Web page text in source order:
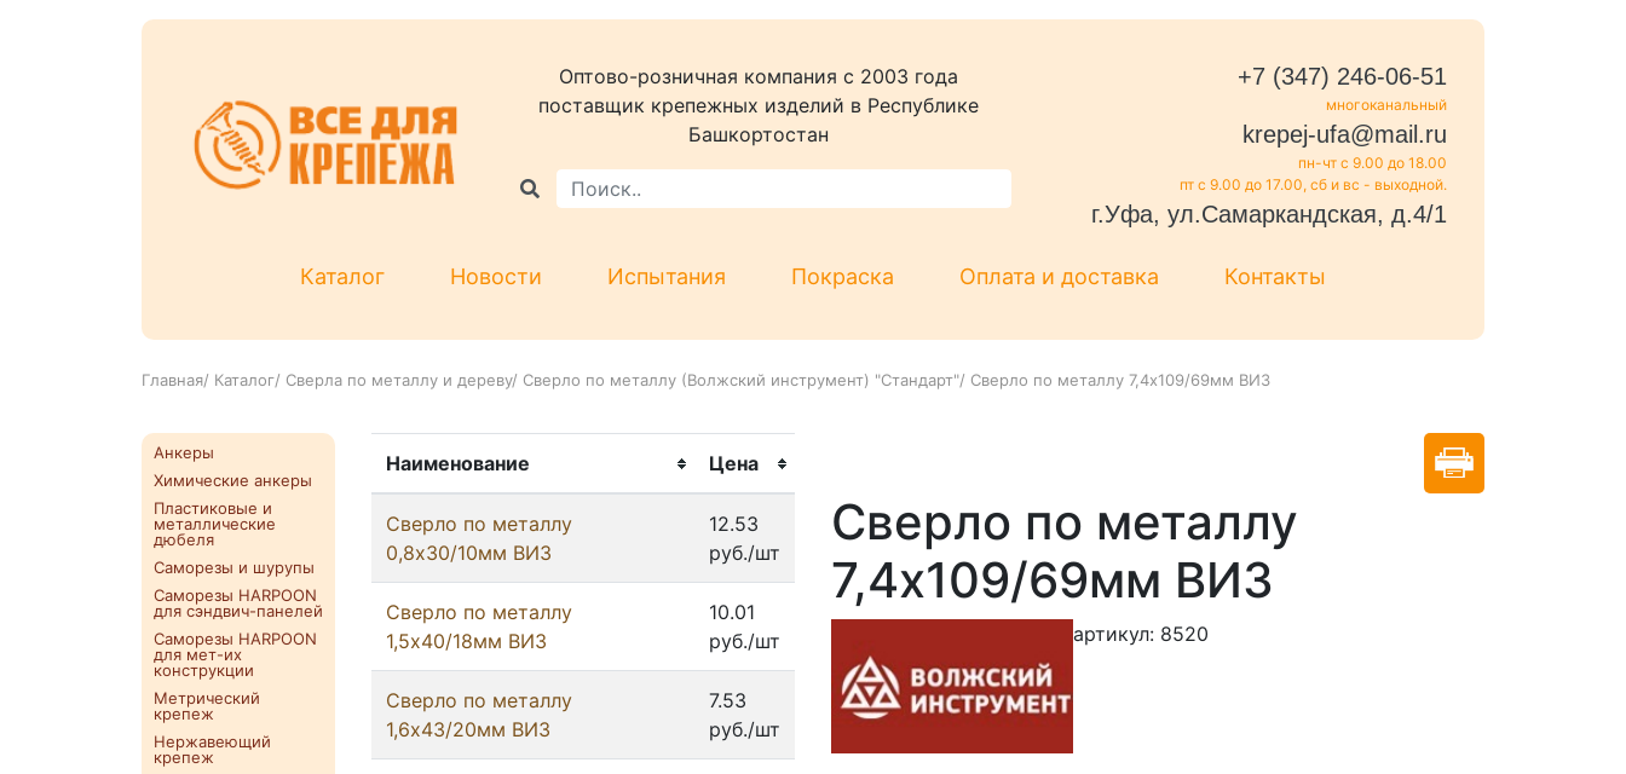
Оптово-розничная компания c 2003 года
поставщик крепежных изделий в Республике
Башкортостан
+7 (347) 246-06-51
многоканальный
krepej-ufa@mail.ru
пн-чт с 9.00 до 18.00
пт с 9.00 до 17.00, сб и вс - выходной.
г.Уфа, ул.Самаркандская, д.4/1
Каталог Новости Испытания Покраска Оплата и доставка Контакты
Главная/ Каталог/ Сверла по металлу и дереву/ Сверло по металлу (Волжский инструмент) "Стандарт"/ Сверло по металлу 7,4х109/69мм ВИЗ
Анкеры
Химические анкеры
Пластиковые и
металлические
дюбеля
Саморезы и шурупы
Саморезы HARPOON
для сэндвич-панелей
Саморезы HARPOON
для мет-их
конструкции
Метрический
крепеж
Нержавеющий
крепеж
Наименование Цена
Сверло по металлу
0,8х30/10мм ВИЗ
12.53
руб./шт
Сверло по металлу
1,5х40/18мм ВИЗ
10.01
руб./шт
Сверло по металлу
1,6х43/20мм ВИЗ
7.53
руб./шт
Сверло по металлу
7,4х109/69мм ВИЗ
артикул: 8520